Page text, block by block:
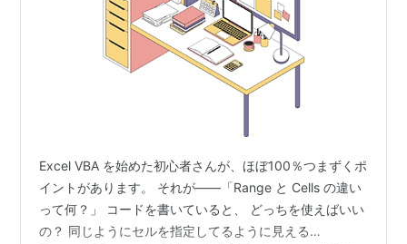
Excel VBA を始めた初心者さんが、ほぼ100％つまずくポ
イントがあります。 それが――「Range と Cells の違い
って何？」 コードを書いていると、 どっちを使えばいい
の？ 同じようにセルを指定してるように見える…